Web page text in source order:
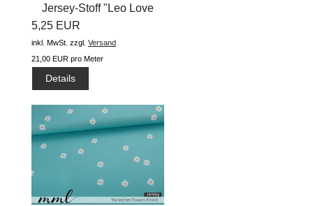
Jersey-Stoff "Leo Love
5,25 EUR
inkl. MwSt. zzgl. Versand
21,00 EUR pro Meter
Details